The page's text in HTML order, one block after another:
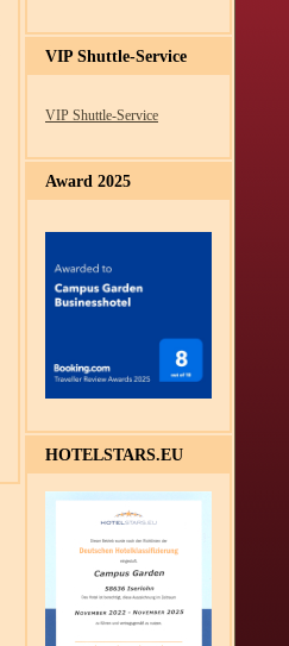
VIP Shuttle-Service
VIP Shuttle-Service
Award 2025
HOTELSTARS.EU